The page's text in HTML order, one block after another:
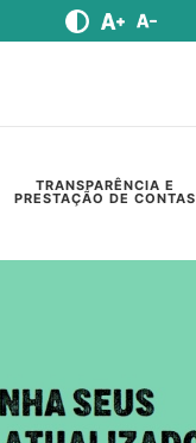
TRANSPARÊNCIA E
PRESTAÇÃO DE CONTAS